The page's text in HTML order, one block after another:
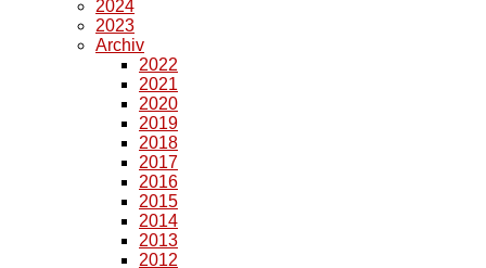
2024
2023
Archiv
2022
2021
2020
2019
2018
2017
2016
2015
2014
2013
2012